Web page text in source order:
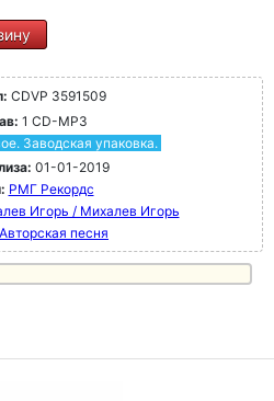
CDVP 3591509
1 CD-MP3
Заводская упаковка.
01-01-2019
РМГ Рекордс
Игорь / Михалев Игорь
Авторская песня